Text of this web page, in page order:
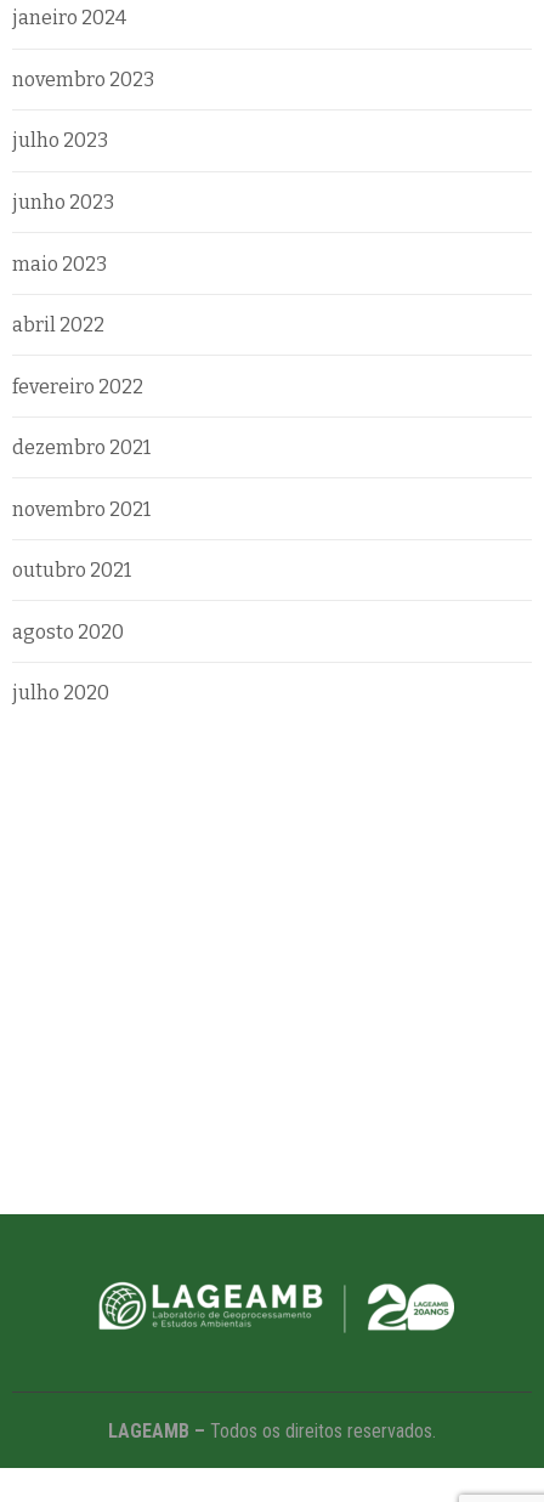
janeiro 2024
novembro 2023
julho 2023
junho 2023
maio 2023
abril 2022
fevereiro 2022
dezembro 2021
novembro 2021
outubro 2021
agosto 2020
julho 2020
LAGEAMB – Todos os direitos reservados.